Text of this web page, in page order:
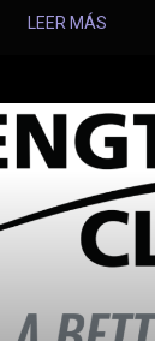
LEER MÁS